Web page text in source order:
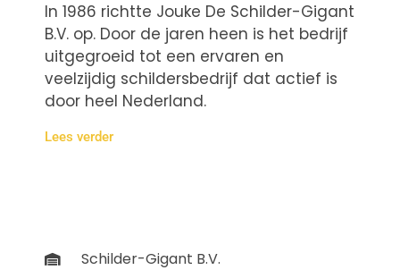
In 1986 richtte Jouke De Schilder-Gigant
B.V. op. Door de jaren heen is het bedrijf
uitgegroeid tot een ervaren en
veelzijdig schildersbedrijf dat actief is
door heel Nederland.
Lees verder
Schilder-Gigant B.V.